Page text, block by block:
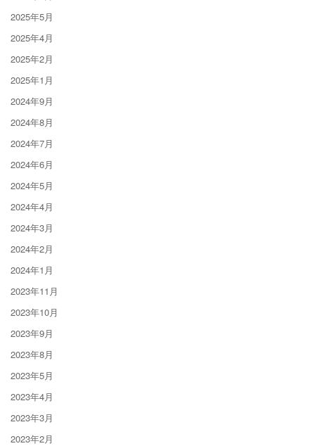
2025年5月
2025年4月
2025年2月
2025年1月
2024年9月
2024年8月
2024年7月
2024年6月
2024年5月
2024年4月
2024年3月
2024年2月
2024年1月
2023年11月
2023年10月
2023年9月
2023年8月
2023年5月
2023年4月
2023年3月
2023年2月